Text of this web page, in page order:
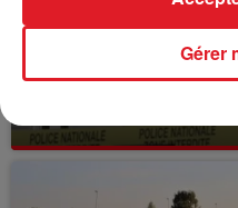
BÉTHUNE:
Selon les premiers
Gérer